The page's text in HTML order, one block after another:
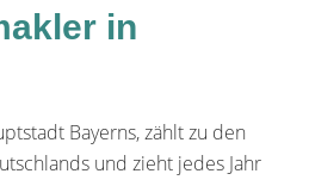
in
Bayerns, zählt zu den
und zieht jedes Jahr